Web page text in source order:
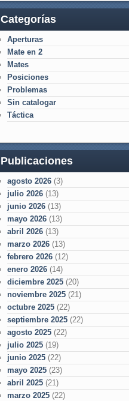
Categorías
Aperturas
Mate en 2
Mates
Posiciones
Problemas
Sin catalogar
Táctica
Publicaciones
agosto 2026 (3)
julio 2026 (13)
junio 2026 (13)
mayo 2026 (13)
abril 2026 (13)
marzo 2026 (13)
febrero 2026 (12)
enero 2026 (14)
diciembre 2025 (20)
noviembre 2025 (21)
octubre 2025 (22)
septiembre 2025 (22)
agosto 2025 (22)
julio 2025 (19)
junio 2025 (22)
mayo 2025 (23)
abril 2025 (21)
marzo 2025 (22)